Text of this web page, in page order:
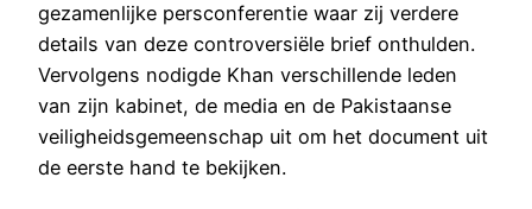
gezamenlijke persconferentie waar zij verdere
details van deze controversiële brief onthulden.
Vervolgens nodigde Khan verschillende leden
van zijn kabinet, de media en de Pakistaanse
veiligheidsgemeenschap uit om het document uit
de eerste hand te bekijken.